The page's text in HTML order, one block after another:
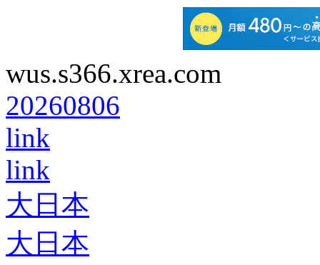
wus.s366.xrea.com
20260806
link
link
大日本
大日本